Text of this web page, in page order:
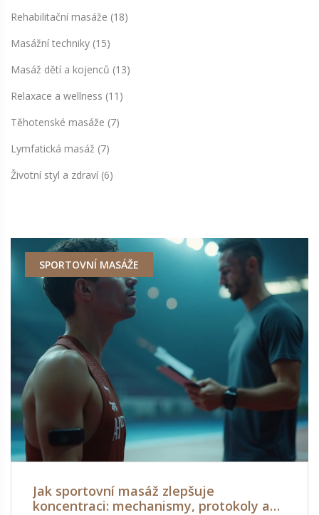
Rehabilitační masáže (18)
Masážní techniky (15)
Masáž dětí a kojenců (13)
Relaxace a wellness (11)
Těhotenské masáže (7)
Lymfatická masáž (7)
Životní styl a zdraví (6)
SPORTOVNÍ MASÁŽE
Jak sportovní masáž zlepšuje
koncentraci: mechanismy, protokoly a